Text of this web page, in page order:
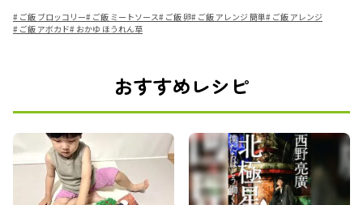
# ご飯 ブロッコリー# ご飯 ミートソース# ご飯 卵# ご飯 アレンジ 簡単# ご飯 アレンジ
# ご飯 アボカド# おかゆ ほうれん草
おすすめレシピ